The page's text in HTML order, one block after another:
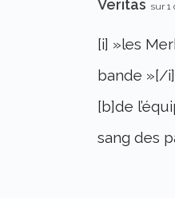
Veritas sur 1
[i] »les
bande »[/i]
[b]de
sang des